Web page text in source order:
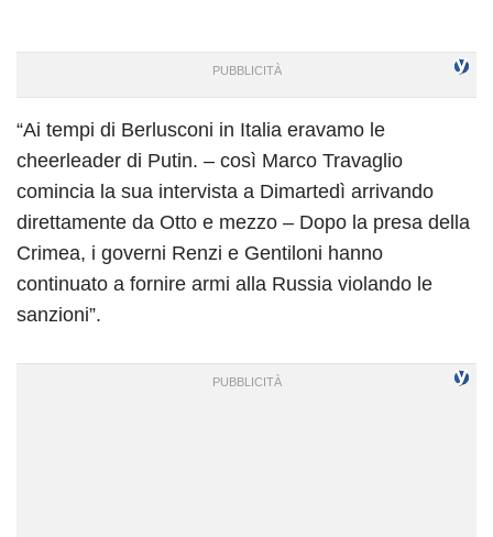
“Ai tempi di Berlusconi in Italia eravamo le
cheerleader di Putin. – così Marco Travaglio
comincia la sua intervista a Dimartedì arrivando
direttamente da Otto e mezzo – Dopo la presa della
Crimea, i governi Renzi e Gentiloni hanno
continuato a fornire armi alla Russia violando le
sanzioni”.